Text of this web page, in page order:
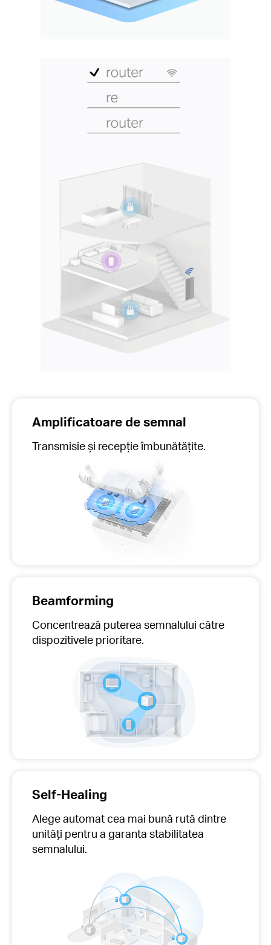
Amplificatoare de semnal
Transmisie și recepție îmbunătățite.
Beamforming
Concentrează puterea semnalului către
dispozitivele prioritare.
Self-Healing
Alege automat cea mai bună rută dintre
unități pentru a garanta stabilitatea
semnalului